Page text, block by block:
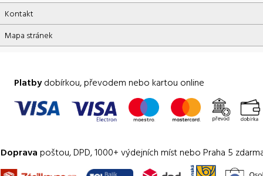
Kontakt
Mapa stránek
Platbydobírkou, převodem nebo kartou online
Doprava poštou, DPD, 1000+ výdejních míst nebo Praha 5